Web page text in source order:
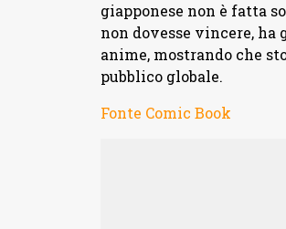
giapponese non è fatta
non dovesse vincere,
anime, mostrando che
pubblico globale.
Fonte Comic Book